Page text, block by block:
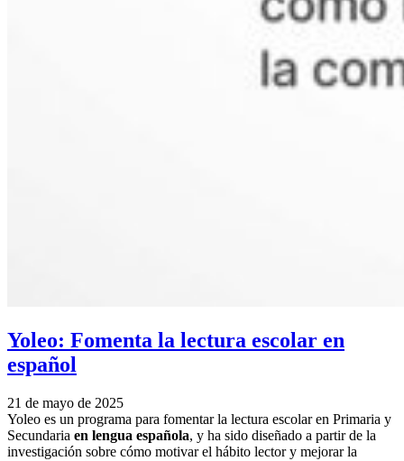
Yoleo: Fomenta la lectura escolar en
español
21 de mayo de 2025
Yoleo es un programa para fomentar la lectura escolar en Primaria y
Secundaria en lengua española, y ha sido diseñado a partir de la
investigación sobre cómo motivar el hábito lector y mejorar la